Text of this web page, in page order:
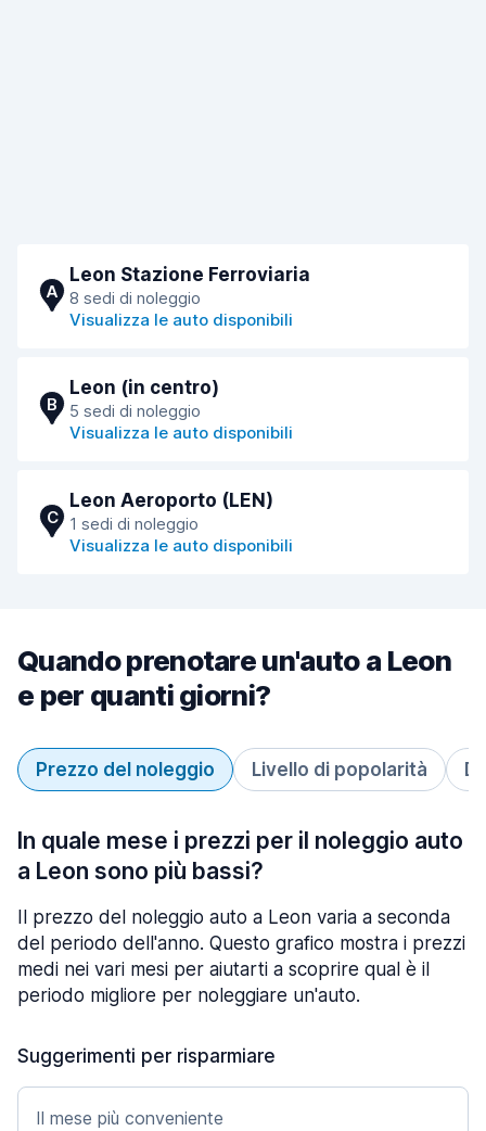
A
Leon Stazione Ferroviaria
8 sedi di noleggio
Visualizza le auto disponibili
B
Leon (in centro)
5 sedi di noleggio
Visualizza le auto disponibili
C
Leon Aeroporto (LEN)
1 sedi di noleggio
Visualizza le auto disponibili
Quando prenotare un'auto a Leon
e per quanti giorni?
Prezzo del noleggio Livello di popolarità
In quale mese i prezzi per il noleggio auto
a Leon sono più bassi?
Il prezzo del noleggio auto a Leon varia a seconda
del periodo dell'anno. Questo grafico mostra i prezzi
medi nei vari mesi per aiutarti a scoprire qual è il
periodo migliore per noleggiare un'auto.
Suggerimenti per risparmiare
Il mese più conveniente